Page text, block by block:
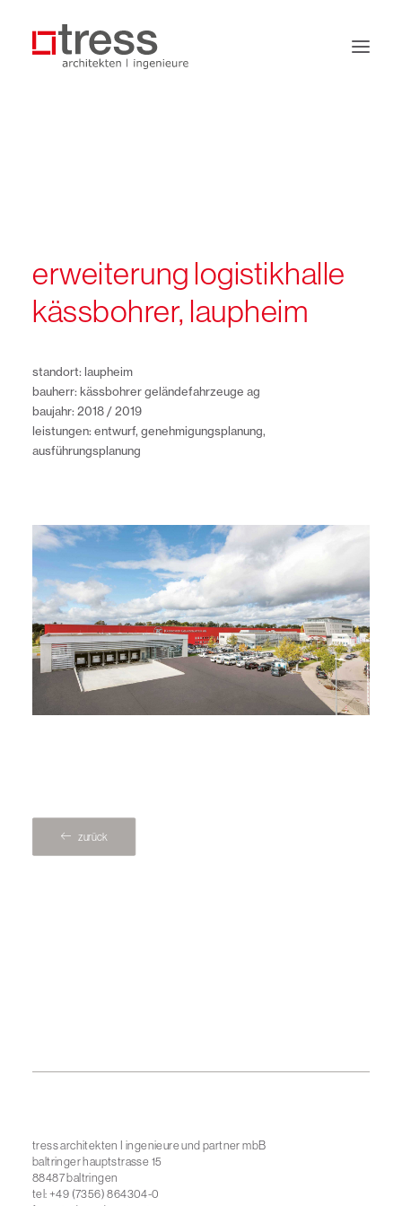
kontakt
erweiterung logistikhalle
kässbohrer, laupheim
standort: laupheim
bauherr: kässbohrer geländefahrzeuge ag
baujahr: 2018 / 2019
leistungen: entwurf, genehmigungsplanung,
ausführungsplanung
zurück
tress architekten I ingenieure und partner mbB
baltringer hauptstrasse 15
88487 baltringen
tel: +49 (7356) 864304-0